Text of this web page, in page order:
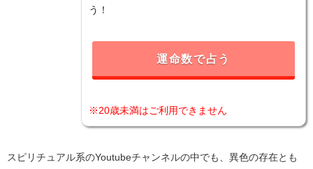
う！
運命数で占う
※20歳未満はご利用できません
スピリチュアル系のYoutubeチャンネルの中でも、異色の存在とも